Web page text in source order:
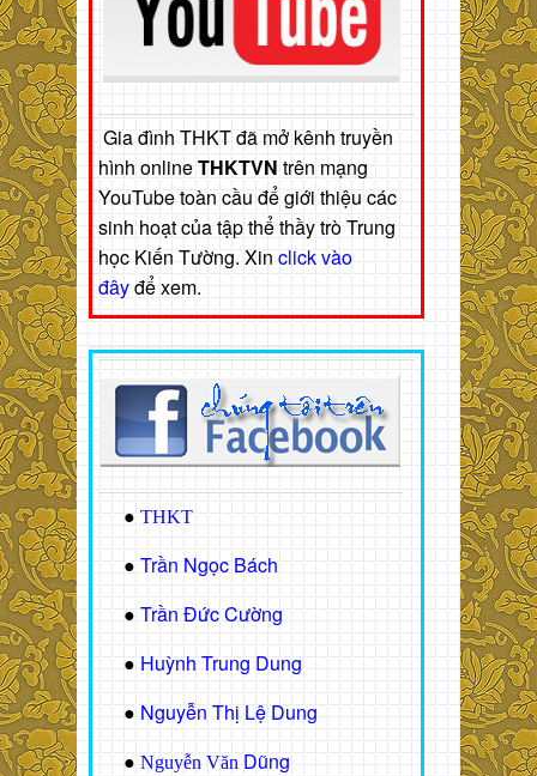
Gia đình THKT đã mở kênh truyền
hình onlineTHKTVN trên mạng
YouTube toàn cầu để giới thiệu các
sinh hoạt của tập thể thầy trò Trung
học Kiến Tường. Xin click vào
đâyđể xem.
● THKT
● Trần Ngọc Bách
● Trần Đức Cường
● Huỳnh Trung Dung
● Nguyễn Thị Lệ Dung
● Nguyễn Văn Dũng